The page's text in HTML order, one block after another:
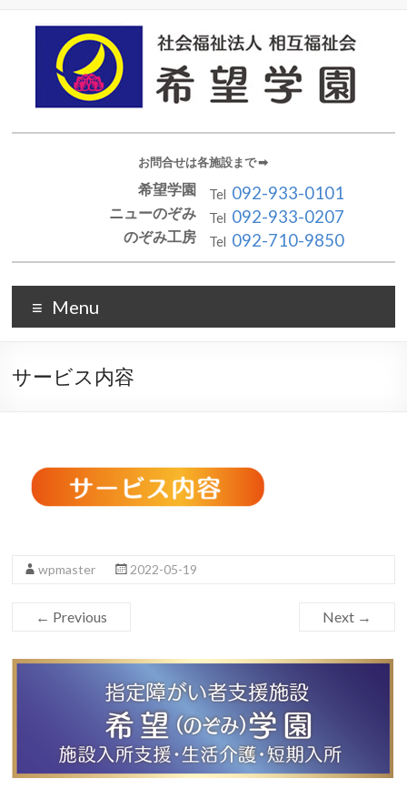
お問合せは各施設まで ➡︎
希望学園Tel 092-933-0101
ニューのぞみTel 092-933-0207
のぞみ工房Tel 092-710-9850
Menu
サービス内容
wpmaster 2022-05-19
← Previous Next →